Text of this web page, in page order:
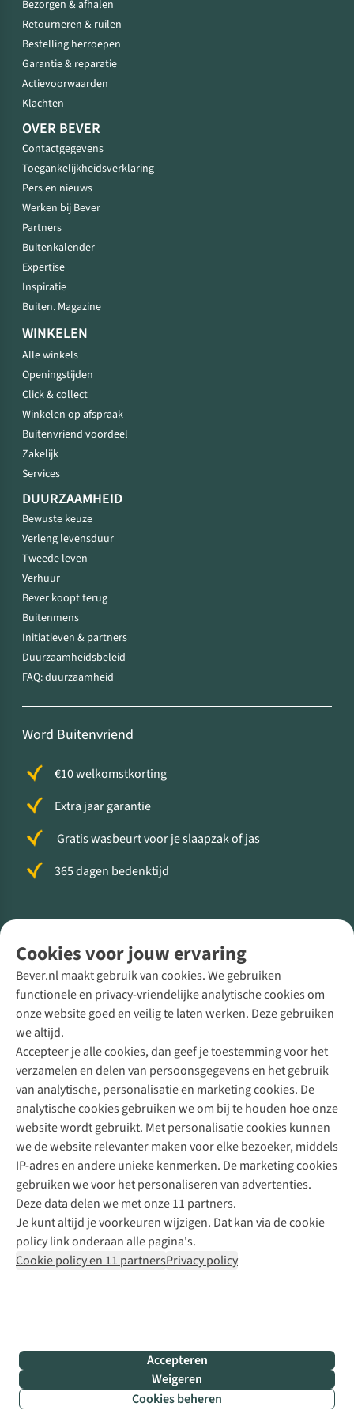
Cookies voor jouw ervaring
Bever.nl maakt gebruik van cookies. We gebruiken
functionele en privacy-vriendelijke analytische cookies om
onze website goed en veilig te laten werken. Deze gebruiken
we altijd.
Accepteer je alle cookies, dan geef je toestemming voor het
verzamelen en delen van persoonsgegevens en het gebruik
van analytische, personalisatie en marketing cookies. De
analytische cookies gebruiken we om bij te houden hoe onze
website wordt gebruikt. Met personalisatie cookies kunnen
we de website relevanter maken voor elke bezoeker, middels
IP-adres en andere unieke kenmerken. De marketing cookies
gebruiken we voor het personaliseren van advertenties.
Deze data delen we met onze 11 partners.
Je kunt altijd je voorkeuren wijzigen. Dat kan via de cookie
policy link onderaan alle pagina's.
Cookie policy en 11 partnersPrivacy policy
Accepteren
Weigeren
Cookies beheren
Bezorgen & afhalen
Retourneren & ruilen
Bestelling herroepen
Garantie & reparatie
Actievoorwaarden
Klachten
OVER BEVER
Contactgegevens
Toegankelijkheidsverklaring
Pers en nieuws
Werken bij Bever
Partners
Buitenkalender
Expertise
Inspiratie
Buiten. Magazine
WINKELEN
Alle winkels
Openingstijden
Click & collect
Winkelen op afspraak
Buitenvriend voordeel
Zakelijk
Services
DUURZAAMHEID
Bewuste keuze
Verleng levensduur
Tweede leven
Verhuur
Bever koopt terug
Buitenmens
Initiatieven & partners
Duurzaamheidsbeleid
FAQ: duurzaamheid
Word Buitenvriend
€10 welkomstkorting
Extra jaar garantie
Gratis wasbeurt voor je slaapzak of jas
365 dagen bedenktijd
Direct advies van een Buitenexpert
+31 (0)85 888 50 88
+31 6 12 28 49 80
Contactformulier
Bever
B.V.